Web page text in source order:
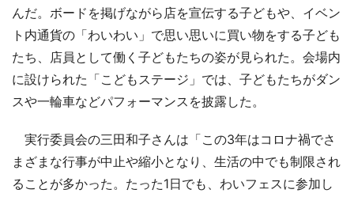
んだ。ボードを掲げながら店を宣伝する子どもや、イベン
ト内通貨の「わいわい」で思い思いに買い物をする子ども
たち、店員として働く子どもたちの姿が見られた。会場内
に設けられた「こどもステージ」では、子どもたちがダン
スや一輪車などパフォーマンスを披露した。
実行委員会の三田和子さんは「この3年はコロナ禍でさ
まざまな行事が中止や縮小となり、生活の中でも制限され
ることが多かった。たった1日でも、わいフェスに参加し